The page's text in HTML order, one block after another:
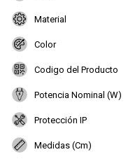
Material
Color
Codigo del Producto
Potencia Nominal (W)
Protección IP
Medidas (Cm)